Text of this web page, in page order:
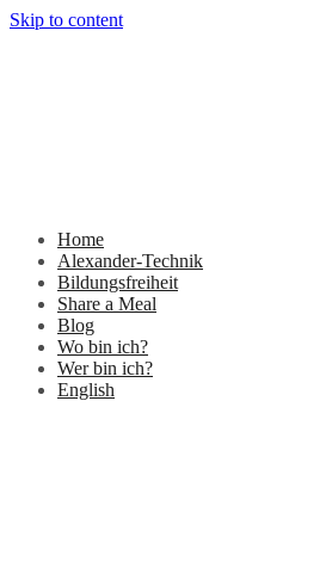
Skip to content
Home
Alexander-Technik
Bildungsfreiheit
Share a Meal
Blog
Wo bin ich?
Wer bin ich?
English